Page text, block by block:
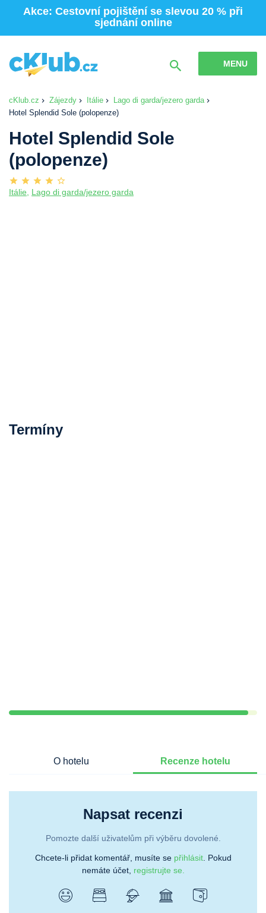
Akce: Cestovní pojištění se slevou 20 % při
sjednání online
MENU
cKlub.cz Zájezdy Itálie
Lago di garda/jezero garda
Hotel Splendid Sole (polopenze)
Hotel Splendid Sole
(polopenze)
Itálie, Lago di garda/jezero garda
Termíny
O hotelu Recenze hotelu
Napsat recenzi
Pomozte další uživatelům při výběru dovolené.
Chcete-li přidat komentář, musíte se přihlásit. Pokud
nemáte účet, registrujte se.